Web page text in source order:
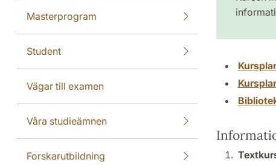
Masterprogram
Student
Vägar till examen
Våra studieämnen
Forskarutbildning